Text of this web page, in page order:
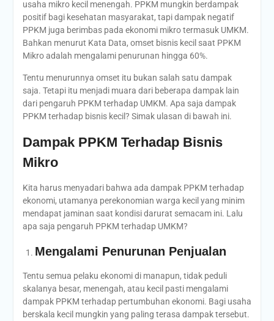
usaha mikro kecil menengah. PPKM mungkin berdampak
positif bagi kesehatan masyarakat, tapi dampak negatif
PPKM juga berimbas pada ekonomi mikro termasuk UMKM.
Bahkan menurut Kata Data, omset bisnis kecil saat PPKM
Mikro adalah mengalami penurunan hingga 60%.
Tentu menurunnya omset itu bukan salah satu dampak
saja. Tetapi itu menjadi muara dari beberapa dampak lain
dari pengaruh PPKM terhadap UMKM. Apa saja dampak
PPKM terhadap bisnis kecil? Simak ulasan di bawah ini.
Dampak PPKM Terhadap Bisnis
Mikro
Kita harus menyadari bahwa ada dampak PPKM terhadap
ekonomi, utamanya perekonomian warga kecil yang minim
mendapat jaminan saat kondisi darurat semacam ini. Lalu
apa saja pengaruh PPKM terhadap UMKM?
Mengalami Penurunan Penjualan
Tentu semua pelaku ekonomi di manapun, tidak peduli
skalanya besar, menengah, atau kecil pasti mengalami
dampak PPKM terhadap pertumbuhan ekonomi. Bagi usaha
berskala kecil mungkin yang paling terasa dampak tersebut.